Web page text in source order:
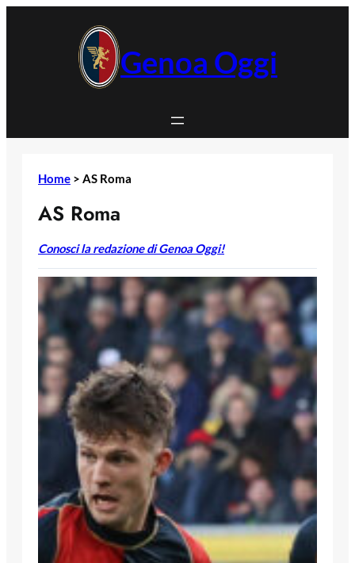
Genoa Oggi
Home > AS Roma
AS Roma
Conosci la redazione di Genoa Oggi!